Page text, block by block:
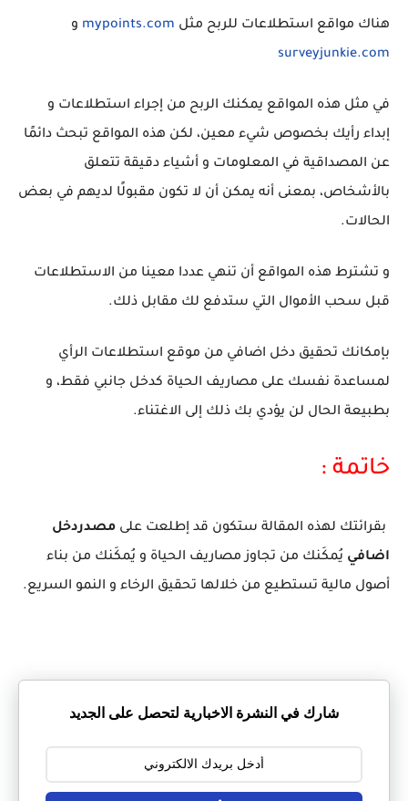
هناك مواقع استطلاعات للربح مثل mypoints.com و
surveyjunkie.com
في مثل هذه المواقع يمكنك الربح من إجراء استطلاعات و
إبداء رأيك بخصوص شيء معين، لكن هذه المواقع تبحث دائمًا
عن المصداقية في المعلومات و أشياء دقيقة تتعلق
بالأشخاص، بمعنى أنه يمكن أن لا تكون مقبولًا لديهم في بعض
الحالات.
و تشترط هذه المواقع أن تنهي عددا معينا من الاستطلاعات
قبل سحب الأموال التي ستدفع لك مقابل ذلك.
بإمكانك تحقيق دخل اضافي من موقع استطلاعات الرأي
لمساعدة نفسك على مصاريف الحياة كدخل جانبي فقط، و
بطبيعة الحال لن يؤدي بك ذلك إلى الاغتناء.
خاتمة :
بقرائتك لهذه المقالة ستكون قد إطلعت على مصدردخل
اضافي يُمكَنك من تجاوز مصاريف الحياة و يُمكَنك من بناء
أصول مالية تستطيع من خلالها تحقيق الرخاء و النمو السريع.
شارك في النشرة الاخبارية لتحصل على الجديد